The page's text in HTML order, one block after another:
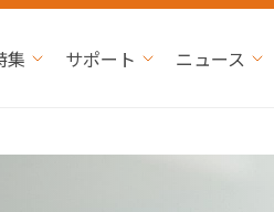
集 サポート ニュース